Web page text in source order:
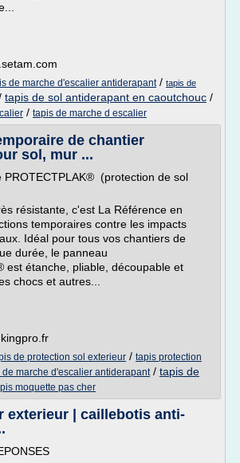
de marche d'escalier antiderapant/ tapis de
tapis de sol antiderapant en caoutchouc /
/ tapis de marche d escalier
de chantier
sol, mur ...
PROTECTPLAK® (protection de sol
résistante, c'est La Référence en
temporaires contre les impacts
Idéal pour tous vos chantiers de
durée, le panneau
est étanche, pliable, découpable et
chocs et autres...
de protection sol exterieur / tapis protection
de marche d'escalier antiderapant/ tapis de
moquette pas cher
exterieur | caillebotis anti-